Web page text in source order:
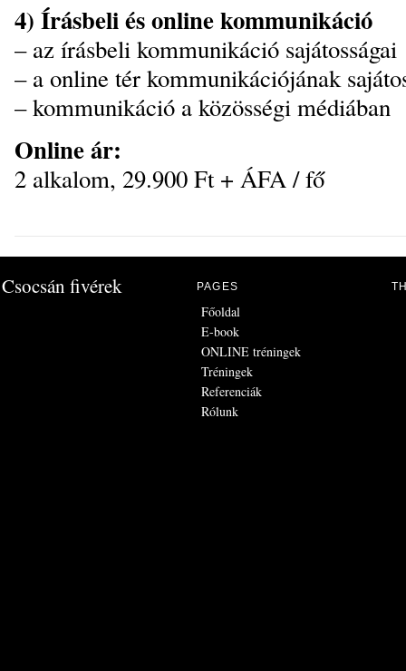
4) Írásbeli és online kommunikáció
– az írásbeli kommunikáció sajátosságai
– a online tér kommunikációjának
– kommunikáció a közösségi médiában
Online ár:
2 alkalom, 29.900 Ft + ÁFA / fő
Csocsán fivérek PAGES
Főoldal
E-book
ONLINE tréningek
Tréningek
Referenciák
Rólunk